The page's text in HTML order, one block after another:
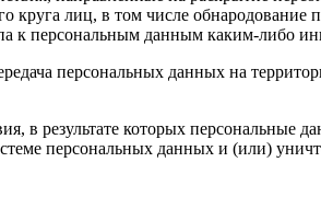
круга лиц, в том числе
к персональным данным каким-либо
персональных данных на
в результате которых персональные
персональных данных и (или)